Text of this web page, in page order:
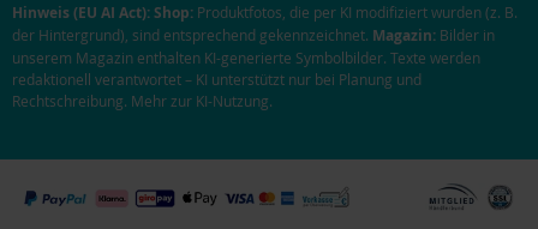
Hinweis (EU AI Act):Shop: Produktfotos, die per KI modifiziert wurden (z. B.
der Hintergrund), sind entsprechend gekennzeichnet. Magazin: Bilder in
unserem Magazin enthalten KI-generierte Symbolbilder. Texte werden
redaktionell verantwortet – KI unterstützt nur bei Planung und
Rechtschreibung. Mehr zur KI-Nutzung.